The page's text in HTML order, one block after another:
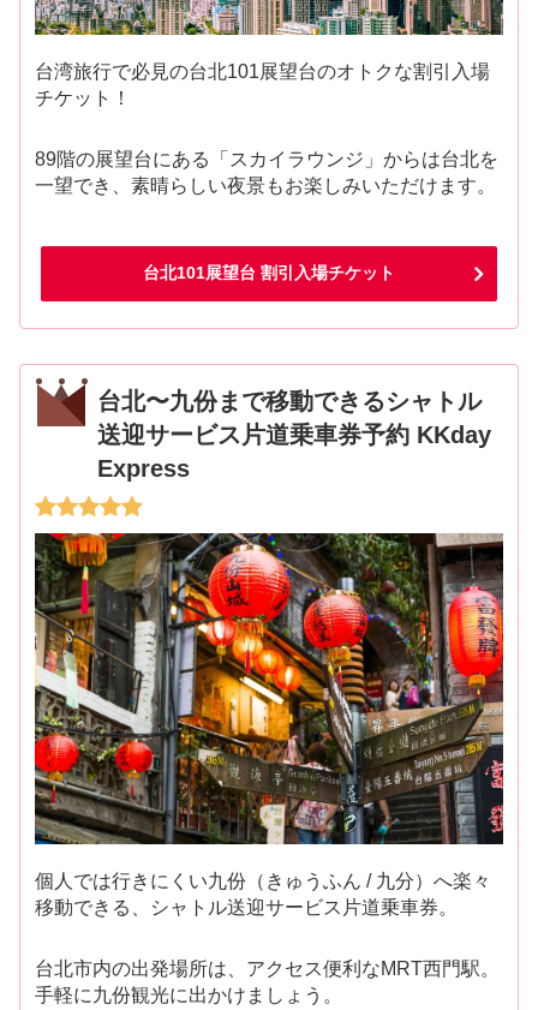
台湾旅行で必見の台北101展望台のオトクな割引入場
チケット！
89階の展望台にある「スカイラウンジ」からは台北を
一望でき、素晴らしい夜景もお楽しみいただけます。
台北101展望台 割引入場チケット
台北〜九份まで移動できるシャトル
送迎サービス片道乗車券予約 KKday
Express
個人では行きにくい九份（きゅうふん / 九分）へ楽々
移動できる、シャトル送迎サービス片道乗車券。
台北市内の出発場所は、アクセス便利なMRT西門駅。
手軽に九份観光に出かけましょう。